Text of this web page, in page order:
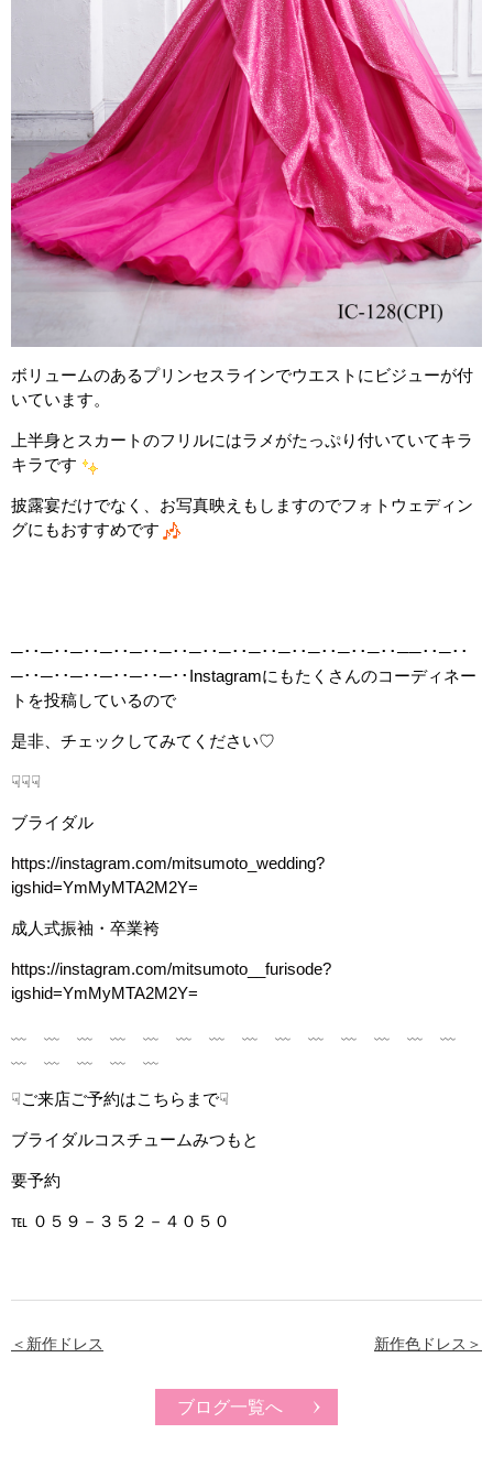
ボリュームのあるプリンセスラインでウエストにビジューが付
いています。
上半身とスカートのフリルにはラメがたっぷり付いていてキラ
キラです
披露宴だけでなく、お写真映えもしますのでフォトウェディン
グにもおすすめです
─･･─･･─･･─･･─･･─･･─･･─･･─･･─･･─･･─･･─･･──･･─･･
─･･─･･─･･─･･─･･─･･ Instagramにもたくさんのコーディネー
トを投稿しているので
是非、チェックしてみてください♡
☟☟☟
ブライダル
https://instagram.com/mitsumoto_wedding?
igshid=YmMyMTA2M2Y=
成人式振袖・卒業袴
https://instagram.com/mitsumoto__furisode?
igshid=YmMyMTA2M2Y=
﹏ ﹏ ﹏ ﹏ ﹏ ﹏ ﹏ ﹏ ﹏ ﹏ ﹏ ﹏ ﹏ ﹏
﹏ ﹏ ﹏ ﹏ ﹏
☟ご来店ご予約はこちらまで☟
ブライダルコスチュームみつもと
要予約
℡ ０５９－３５２－４０５０
＜新作ドレス 新作色ドレス＞
ブログ一覧へ